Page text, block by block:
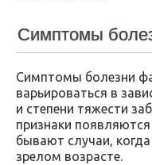
Симптомы
Симптомы болезни
варьироваться в
и степени тяжести
признаки
бывают случаи,
зрелом возрасте.